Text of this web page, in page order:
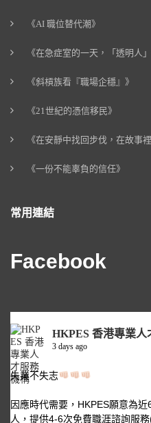
《AI 職位替代潮》
《在急症室的一天，「透明人
《斜槓族看『職場企穩』》
《21世紀的憑信移民》
《在安靜中找回步伐，在故事
《一份不能辜負的信任》
常用連結
Facebook
HKPES 香港專業人
3 days ago
失業不失志
因應時代需要，HKPES願意為
人，提供4-6次免費職涯諮詢服